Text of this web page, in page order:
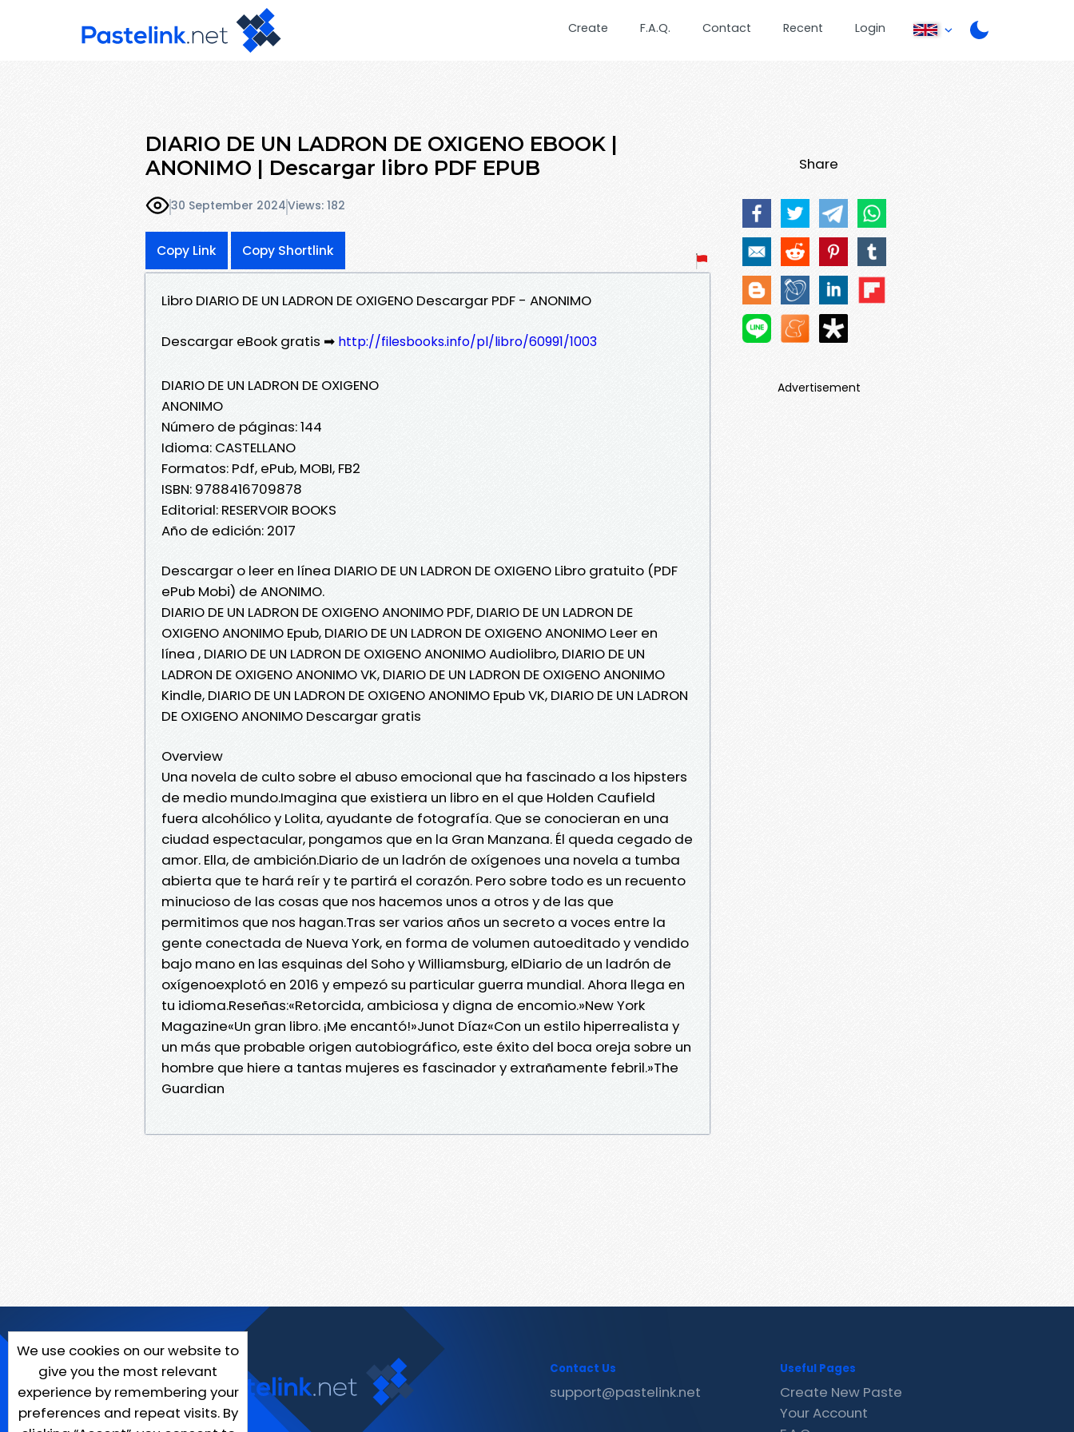
Create F.A.Q. Contact Recent Login
DIARIO DE UN LADRON DE OXIGENO EBOOK |
ANONIMO | Descargar libro PDF EPUB
30 September 2024Views: 182
Copy Link Copy Shortlink
Libro DIARIO DE UN LADRON DE OXIGENO Descargar PDF - ANONIMO
Descargar eBook gratis ➡ http://filesbooks.info/pl/libro/60991/1003
DIARIO DE UN LADRON DE OXIGENO
ANONIMO
Número de páginas: 144
Idioma: CASTELLANO
Formatos: Pdf, ePub, MOBI, FB2
ISBN: 9788416709878
Editorial: RESERVOIR BOOKS
Año de edición: 2017
Descargar o leer en línea DIARIO DE UN LADRON DE OXIGENO Libro gratuito (PDF
ePub Mobi) de ANONIMO.
DIARIO DE UN LADRON DE OXIGENO ANONIMO PDF, DIARIO DE UN LADRON DE
OXIGENO ANONIMO Epub, DIARIO DE UN LADRON DE OXIGENO ANONIMO Leer en
línea , DIARIO DE UN LADRON DE OXIGENO ANONIMO Audiolibro, DIARIO DE UN
LADRON DE OXIGENO ANONIMO VK, DIARIO DE UN LADRON DE OXIGENO ANONIMO
Kindle, DIARIO DE UN LADRON DE OXIGENO ANONIMO Epub VK, DIARIO DE UN LADRON
DE OXIGENO ANONIMO Descargar gratis
Overview
Una novela de culto sobre el abuso emocional que ha fascinado a los hipsters
de medio mundo.Imagina que existiera un libro en el que Holden Caufield
fuera alcohólico y Lolita, ayudante de fotografía. Que se conocieran en una
ciudad espectacular, pongamos que en la Gran Manzana. Él queda cegado de
amor. Ella, de ambición.Diario de un ladrón de oxígenoes una novela a tumba
abierta que te hará reír y te partirá el corazón. Pero sobre todo es un recuento
minucioso de las cosas que nos hacemos unos a otros y de las que
permitimos que nos hagan.Tras ser varios años un secreto a voces entre la
gente conectada de Nueva York, en forma de volumen autoeditado y vendido
bajo mano en las esquinas del Soho y Williamsburg, elDiario de un ladrón de
oxígenoexplotó en 2016 y empezó su particular guerra mundial. Ahora llega en
tu idioma.Reseñas:«Retorcida, ambiciosa y digna de encomio.»New York
Magazine«Un gran libro. ¡Me encantó!»Junot Díaz«Con un estilo hiperrealista y
un más que probable origen autobiográfico, este éxito del boca oreja sobre un
hombre que hiere a tantas mujeres es fascinador y extrañamente febril.»The
Guardian
Share
Advertisement
We use cookies on our website to
give you the most relevant
experience by remembering your
preferences and repeat visits. By
Contact Us
support@pastelink.net
Useful Pages
Create New Paste
Your Account